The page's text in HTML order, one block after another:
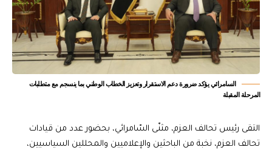
السامرائي يؤكد ضرورة دعم الاستقرار وتعزيز الخطاب الوطني بما ينسجم مع متطلبات
المرحلة المقبلة
التقى رئيس تحالف العزم، مثنّى السّامرائي، بحضور عدد من قيادات
تحالف العزم، نخبة من الباحثين والإعلاميين والمحللين السياسيين،